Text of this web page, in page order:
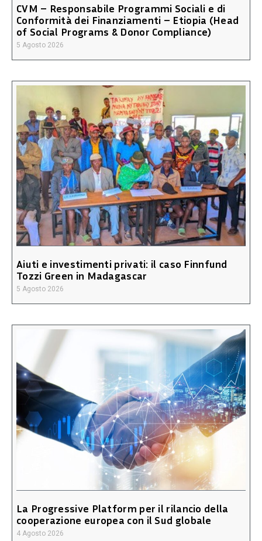
CVM – Responsabile Programmi Sociali e di
Conformità dei Finanziamenti – Etiopia (Head
of Social Programs & Donor Compliance)
5 Agosto 2026
Aiuti e investimenti privati: il caso Finnfund
Tozzi Green in Madagascar
5 Agosto 2026
La Progressive Platform per il rilancio della
cooperazione europea con il Sud globale
4 Agosto 2026